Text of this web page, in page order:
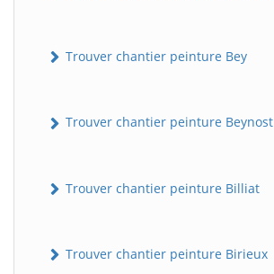
Trouver chantier peinture Bey
Trouver chantier peinture Beynost
Trouver chantier peinture Billiat
Trouver chantier peinture Birieux